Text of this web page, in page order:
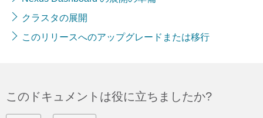
クラスタの展開
このリリースへのアップグレードまたは移行
このドキュメントは役に立ちましたか?